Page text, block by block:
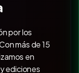
por los
más de 15
en
ediciones